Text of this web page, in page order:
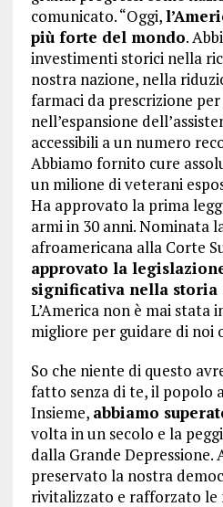
comunicato. “Oggi,
più forte del mondo.
investimenti storici nella
nostra nazione, nella
farmaci da prescrizione
nell’espansione
accessibili a un numero
Abbiamo fornito cure
un milione di veterani
Ha approvato la prima
armi in 30 anni. Nominata
afroamericana alla Corte
approvato la
significativa nella storia
L’America non è mai stata
migliore per guidare di noi
So che niente di questo
fatto senza di te, il popolo
Insieme, abbiamo
volta in un secolo e la
dalla Grande
preservato la nostra
rivitalizzato e rafforzato le